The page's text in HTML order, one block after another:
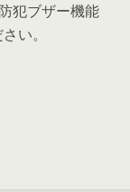
犯ブザー機能
い。